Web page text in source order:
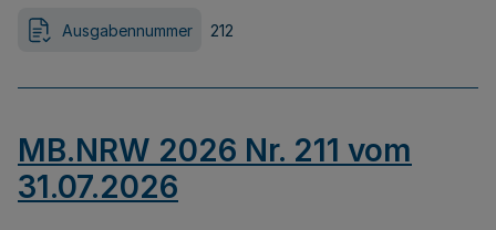
Ausgabennummer 212
MB.NRW 2026 Nr. 211 vom
31.07.2026